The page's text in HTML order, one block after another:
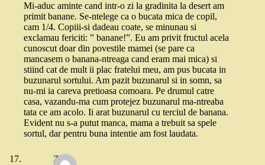
Mi-aduc aminte cand intr-o zi la gradinita la desert am
primit banane. Se-ntelege ca o bucata mica de copil,
cam 1/4. Copiii-si dadeau coate, se minunau si
exclamau fericiti: ” banane!”. Eu am privit fructul acela
cunoscut doar din povestile mamei (se pare ca
mancasem o banana-ntreaga cand eram mai mica) si
stiind cat de mult ii plac fratelui meu, am pus bucata in
buzunarul sortului. Am pazit buzunarul si in somn, sa
nu-mi ia careva pretioasa comoara. Pe drumul catre
casa, vazandu-ma cum protejez buzunarul ma-ntreaba
tata ce am acolo. Ii arat buzunarul cu terciul de banana.
Evident nu s-a putut manca, mama a trebuit sa spele
sortul, dar pentru buna intentie am fost laudata.
Zibe